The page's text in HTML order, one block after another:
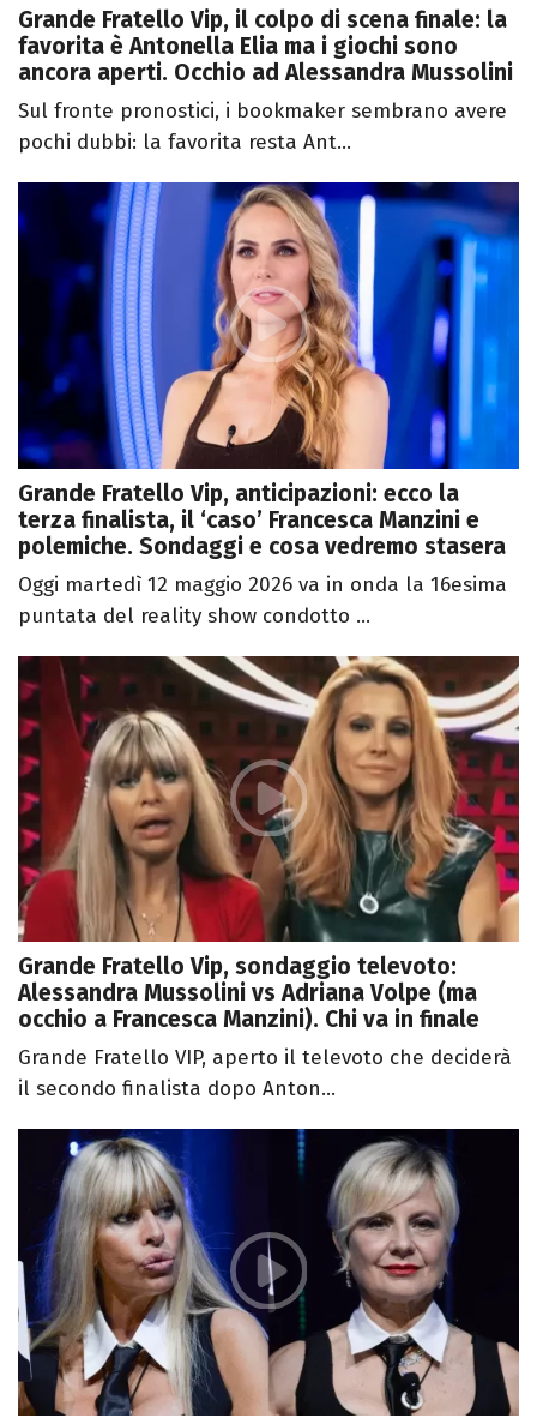
Grande Fratello Vip, il colpo di scena finale: la
favorita è Antonella Elia ma i giochi sono
ancora aperti. Occhio ad Alessandra Mussolini
Sul fronte pronostici, i bookmaker sembrano avere
pochi dubbi: la favorita resta Ant...
Grande Fratello Vip, anticipazioni: ecco la
terza finalista, il ‘caso’ Francesca Manzini e
polemiche. Sondaggi e cosa vedremo stasera
Oggi martedì 12 maggio 2026 va in onda la 16esima
puntata del reality show condotto ...
Grande Fratello Vip, sondaggio televoto:
Alessandra Mussolini vs Adriana Volpe (ma
occhio a Francesca Manzini). Chi va in finale
Grande Fratello VIP, aperto il televoto che deciderà
il secondo finalista dopo Anton...